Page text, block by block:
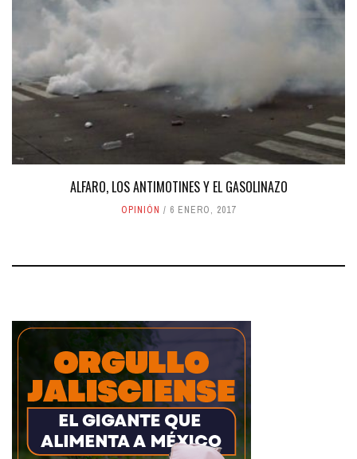
ALFARO, LOS ANTIMOTINES Y EL GASOLINAZO
OPINIÓN 6 ENERO, 2017